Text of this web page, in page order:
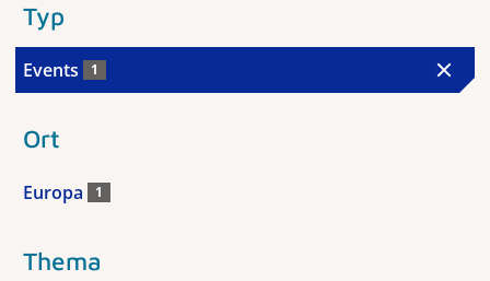
Typ
Events 1
Ort
Europa 1
Thema